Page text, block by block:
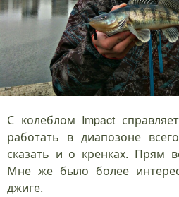
С колеблом Impact
работать в диапозоне
сказать и о кренках. Прям
Мне же было более
джиге.